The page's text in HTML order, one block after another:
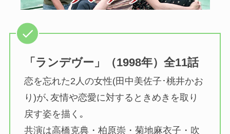
「ランデヴー」（1998年）全11話
恋を忘れた2人の女性(田中美佐子･桃井かお
り)が､友情や恋愛に対するときめきを取り
戻す姿を描く｡
共演は高橋克典・柏原崇・菊地麻衣子・吹